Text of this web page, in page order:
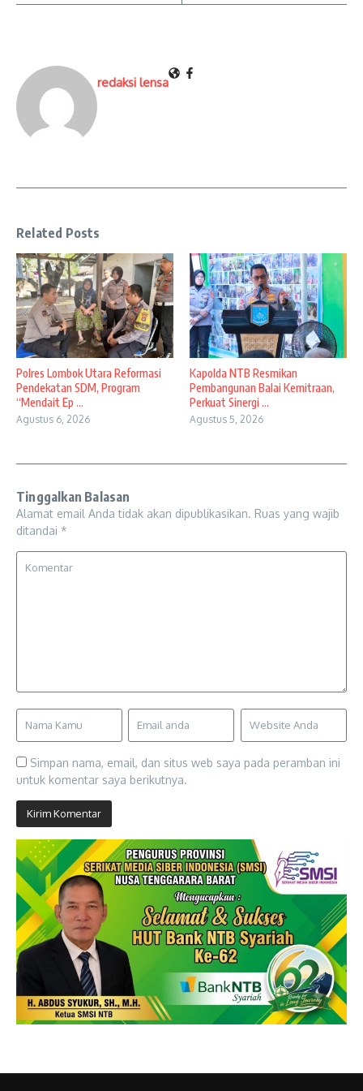
redaksi lensa
Related Posts
Polres Lombok Utara Reformasi
Pendekatan SDM, Program
“Mendait Ep ...
Agustus 6, 2026
Kapolda NTB Resmikan
Pembangunan Balai Kemitraan,
Perkuat Sinergi ...
Agustus 5, 2026
Tinggalkan Balasan
Alamat email Anda tidak akan dipublikasikan. Ruas yang wajib
ditandai *
Simpan nama, email, dan situs web saya pada peramban ini
untuk komentar saya berikutnya.